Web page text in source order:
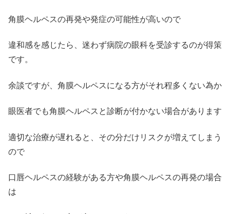
角膜ヘルペスの再発や発症の可能性が高いので
違和感を感じたら、迷わず病院の眼科を受診するのが得策
です。
余談ですが、角膜ヘルペスになる方がそれ程多くない為か
眼医者でも角膜ヘルペスと診断が付かない場合があります
適切な治療が遅れると、その分だけリスクが増えてしまう
ので
口唇ヘルペスの経験がある方や角膜ヘルペスの再発の場合
は